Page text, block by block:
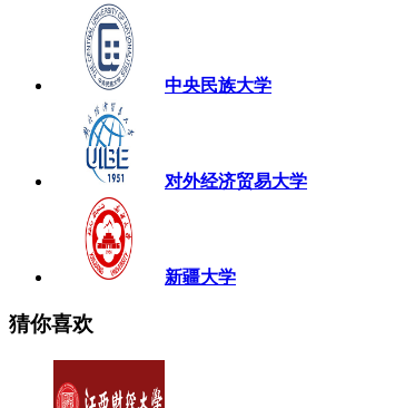
中央民族大学
对外经济贸易大学
新疆大学
猜你喜欢